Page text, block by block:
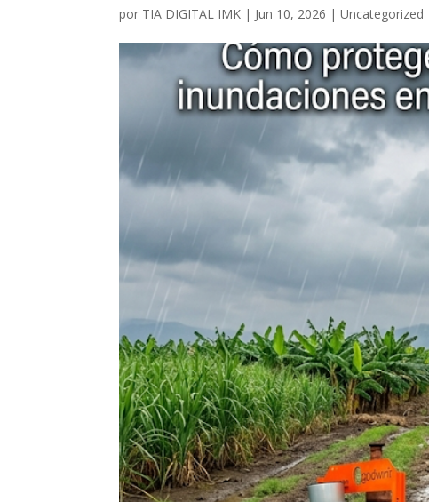
por TIA DIGITAL IMK | Jun 10, 2026 |Uncategorized